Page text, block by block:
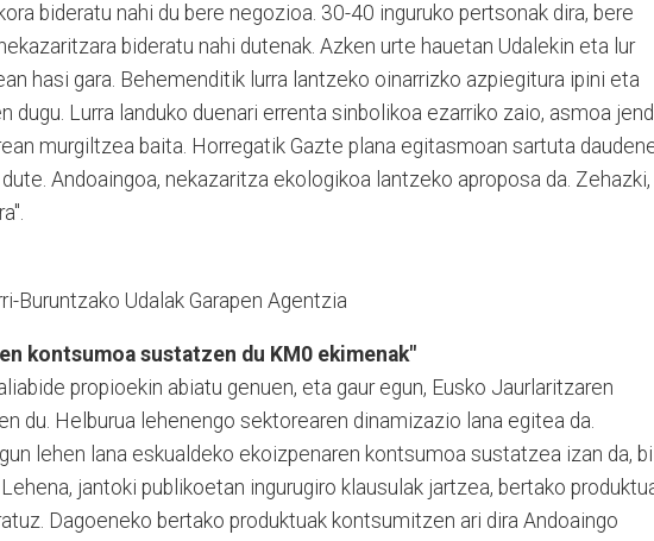
bideratu nahi du bere negozioa. 30-40 inguruko pertsonak dira, bere
bideratu nahi dutenak. Azken urte hauetan Udalekin eta lur
hasi gara. Behemenditik lurra lantzeko oinarrizko azpiegitura ipini eta
dugu. Lurra landuko duenari errenta sinbolikoa ezarriko zaio, asmoa
murgiltzea baita. Horregatik Gazte plana egitasmoan sartuta
Andoaingoa, nekazaritza ekologikoa lantzeko aproposa da. Zehazki,
Buruntzako Udalak Garapen Agentzia
kontsumoa sustatzen du KM0 ekimenak"
propioekin abiatu genuen, eta gaur egun, Eusko Jaurlaritzaren
du. Helburua lehenengo sektorearen dinamizazio lana egitea da.
lehen lana eskualdeko ekoizpenaren kontsumoa sustatzea izan da, bi
jantoki publikoetan ingurugiro klausulak jartzea, bertako
Dagoeneko bertako produktuak kontsumitzen ari dira Andoaingo